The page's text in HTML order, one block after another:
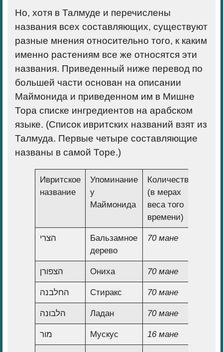
Но, хотя в Талмуде и перечислены
названия всех составляющих, существуют
разные мнения относительно того, к каким
именно растениям все же относятся эти
названия. Приведенный ниже перевод по
большей части основан на описании
Маймонида и приведенном им в Мишне
Тора списке ингредиентов на арабском
языке. (Список ивритских названий взят из
Талмуда. Первые четыре составляющие
названы в самой Торе.)
Ивритское
название
Упоминание
у
Маймонида
Количество
(в мерах
веса того
времени)
הצרי
Бальзамное
дерево
70 мане
הצפורן Ониха 70 мане
החלבנה Стиракс 70 мане
הלבונה Ладан 70 мане
מור Мускус 16 мане